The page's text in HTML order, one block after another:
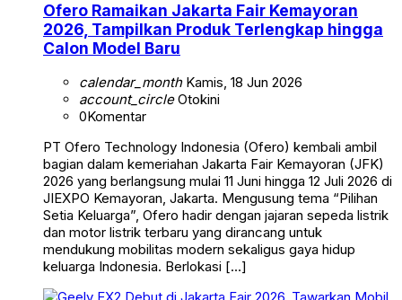
Ofero Ramaikan Jakarta Fair Kemayoran
2026, Tampilkan Produk Terlengkap hingga
Calon Model Baru
calendar_monthKamis, 18 Jun 2026
account_circleOtokini
0Komentar
PT Ofero Technology Indonesia (Ofero) kembali ambil
bagian dalam kemeriahan Jakarta Fair Kemayoran (JFK)
2026 yang berlangsung mulai 11 Juni hingga 12 Juli 2026 di
JIEXPO Kemayoran, Jakarta. Mengusung tema “Pilihan
Setia Keluarga”, Ofero hadir dengan jajaran sepeda listrik
dan motor listrik terbaru yang dirancang untuk
mendukung mobilitas modern sekaligus gaya hidup
keluarga Indonesia. Berlokasi […]